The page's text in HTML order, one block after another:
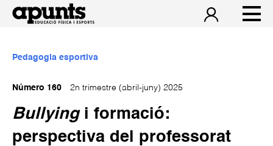
Pedagogia esportiva
Número 160 2n trimestre (abril-juny) 2025
Bullyingi formació:
perspectiva del professorat